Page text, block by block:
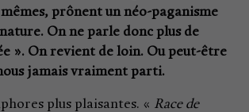
prônent un néo-paganisme
On ne parle donc plus de
». On revient de loin. Ou peut-être
jamais vraiment parti.
plus plaisantes. « Race de